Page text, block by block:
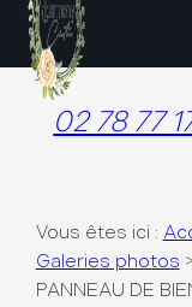
02 78 77
Vous êtes ici :
Galeries photos >
PANNEAU DE
Panneau de gestion